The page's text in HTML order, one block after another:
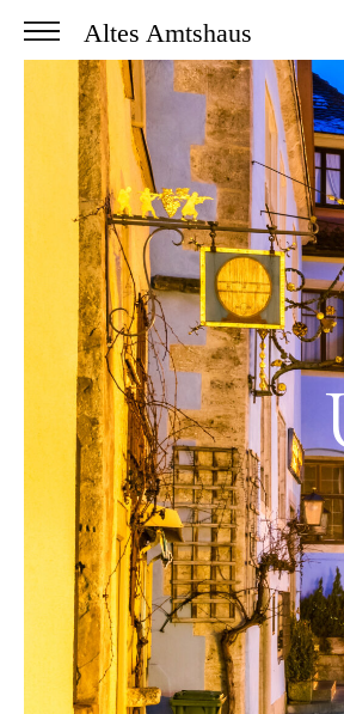
Altes Amtshaus